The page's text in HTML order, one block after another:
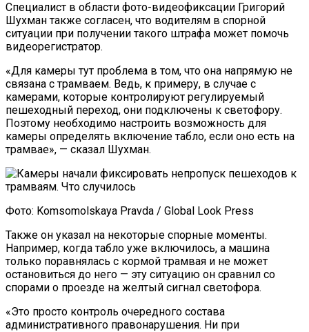
Специалист в области фото-видеофиксации Григорий
Шухман также согласен, что водителям в спорной
ситуации при получении такого штрафа может помочь
видеорегистратор.
«Для камеры тут проблема в том, что она напрямую не
связана с трамваем. Ведь, к примеру, в случае с
камерами, которые контролируют регулируемый
пешеходный переход, они подключены к светофору.
Поэтому необходимо настроить возможность для
камеры определять включение табло, если оно есть на
трамвае», — сказал Шухман.
Фото: Komsomolskaya Pravda / Global Look Press
Также он указал на некоторые спорные моменты.
Например, когда табло уже включилось, а машина
только поравнялась с кормой трамвая и не может
остановиться до него — эту ситуацию он сравнил со
спорами о проезде на желтый сигнал светофора.
«Это просто контроль очередного состава
административного правонарушения. Ни при